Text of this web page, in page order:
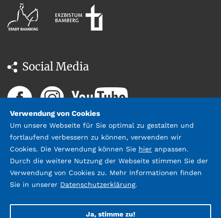
Social Media
Datenschutz Impressum &
Kontakt
Gestaltung und Umsetzung:
Verwendung von Cookies
Um unsere Webseite für Sie optimal zu gestalten und
fortlaufend verbessern zu können, verwenden wir
Cookies. Die Verwendung können Sie hier anpassen.
Durch die weitere Nutzung der Webseite stimmen Sie der
Verwendung von Cookies zu. Mehr Informationen finden
Sie in unserer Datenschutzerklärung.
Ja, stimme zu!